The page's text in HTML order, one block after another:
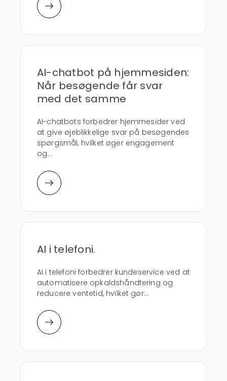
AI-chatbot på hjemmesiden:
Når besøgende får svar
med det samme
AI-chatbots forbedrer hjemmesider ved
at give øjeblikkelige svar på besøgendes
spørgsmål, hvilket øger engagement
og...
AI i telefoni.
AI i telefoni forbedrer kundeservice ved at
automatisere opkaldshåndtering og
reducere ventetid, hvilket gør...